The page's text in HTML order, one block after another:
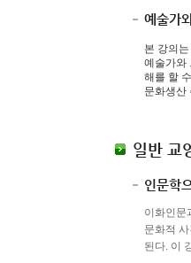
예술가
본 강의
예술가와
해를 할
문화생산
일반 교
인문학
이화인문
문화적
된다. 이